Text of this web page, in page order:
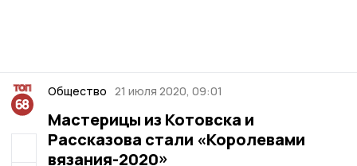
Общество 21 июля 2020, 09:01
Мастерицы из Котовска и
Рассказова стали «Королевами
вязания-2020»